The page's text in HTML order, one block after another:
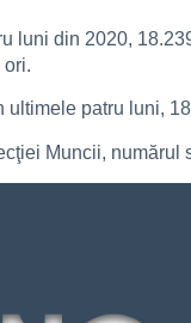
luni din 2020,
ori.
ultimele patru luni,
Muncii, numărul